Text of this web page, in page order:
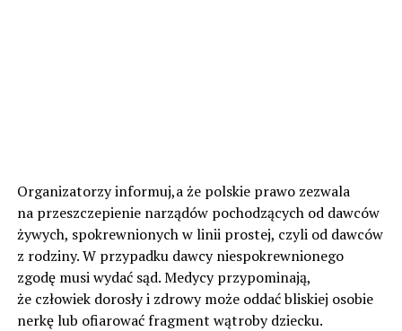
Organizatorzy informuj,a że polskie prawo zezwala
na przeszczepienie narządów pochodzących od dawców
żywych, spokrewnionych w linii prostej, czyli od dawców
z rodziny. W przypadku dawcy niespokrewnionego
zgodę musi wydać sąd. Medycy przypominają,
że człowiek dorosły i zdrowy może oddać bliskiej osobie
nerkę lub ofiarować fragment wątroby dziecku.